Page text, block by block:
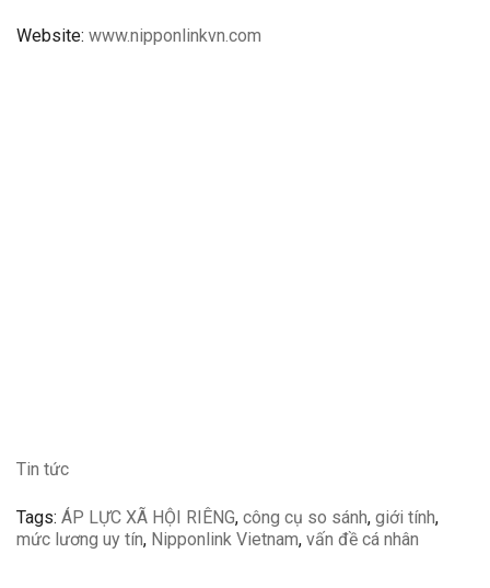
Website: www.nipponlinkvn.com
Tin tức
Tags: ÁP LỰC XÃ HỘI RIÊNG, công cụ so sánh, giới tính,
mức lương uy tín, Nipponlink Vietnam, vấn đề cá nhân